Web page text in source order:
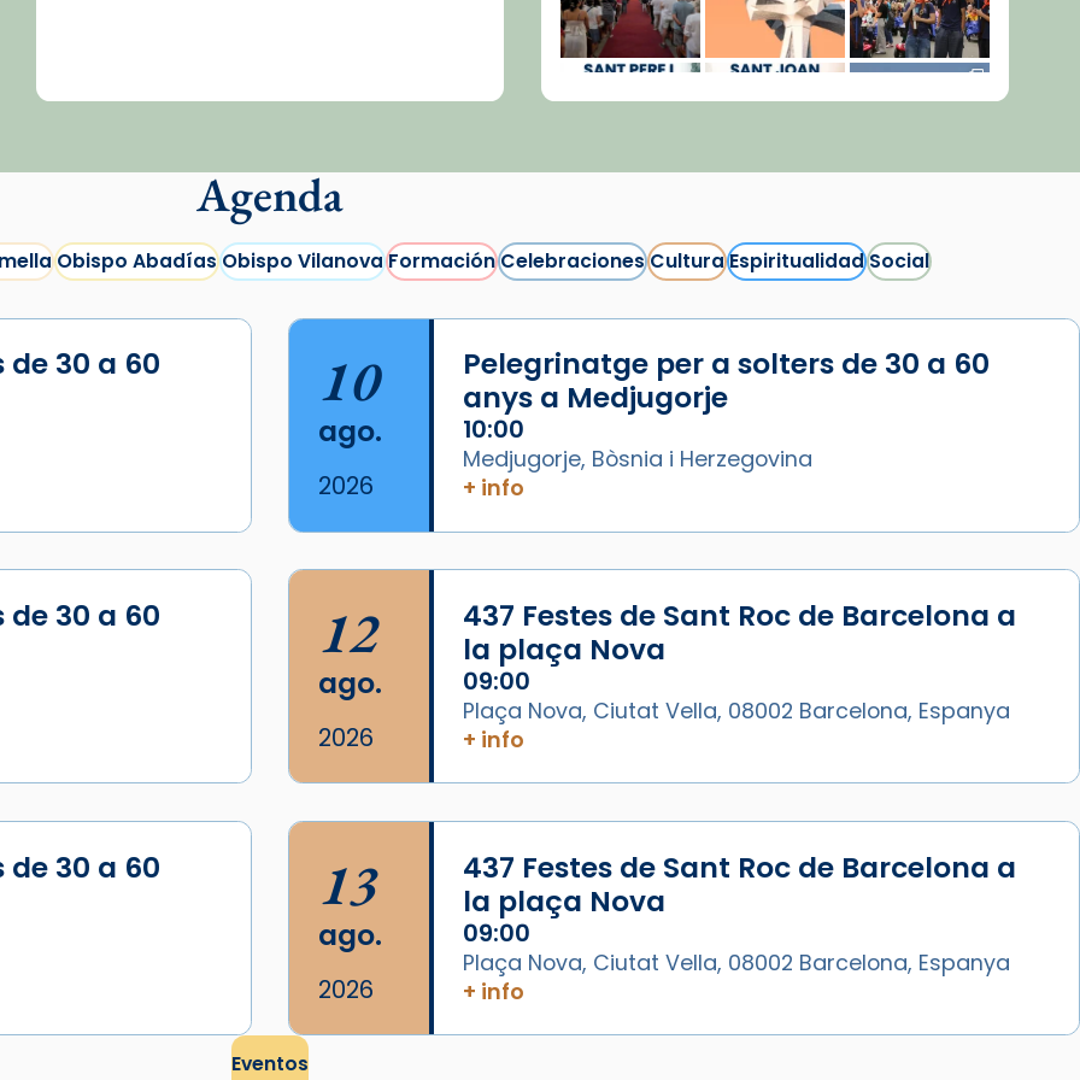
Cargar más...
Agenda
Obispo AbadíasObispo VilanovaFormaciónCelebracionesCulturaEspiritualidadSocial
30 a 60
10
ago.
2026
Pelegrinatge per a solters de 30 a 60
anys a Medjugorje
10:00
Medjugorje, Bòsnia i Herzegovina
+ info
30 a 60
12
ago.
2026
437 Festes de Sant Roc de Barcelona a
la plaça Nova
09:00
Plaça Nova, Ciutat Vella, 08002 Barcelona, Espanya
+ info
30 a 60
13
ago.
2026
437 Festes de Sant Roc de Barcelona a
la plaça Nova
09:00
Plaça Nova, Ciutat Vella, 08002 Barcelona, Espanya
+ info
Eventos